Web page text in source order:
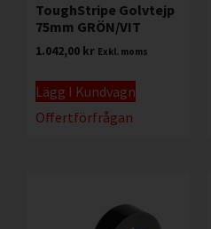
ToughStripe Golvtejp
75mm GRÖN/VIT
1.042,00 kr Exkl. moms
Lägg I Kundvagn
Offertförfrågan